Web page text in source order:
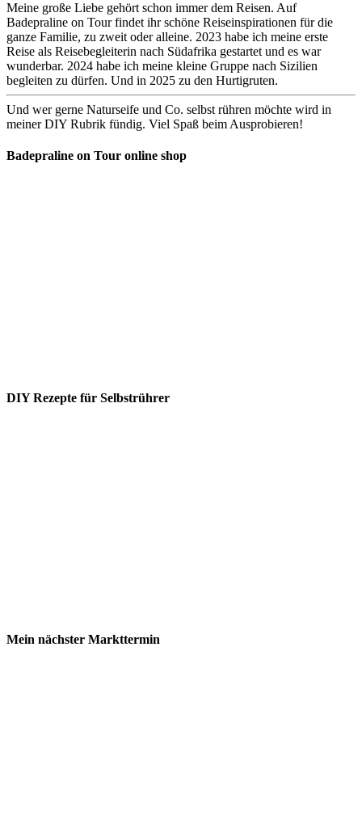
Meine große Liebe gehört schon immer dem Reisen. Auf
Badepraline on Tour findet ihr schöne Reiseinspirationen für die
ganze Familie, zu zweit oder alleine. 2023 habe ich meine erste
Reise als Reisebegleiterin nach Südafrika gestartet und es war
wunderbar. 2024 habe ich meine kleine Gruppe nach Sizilien
begleiten zu dürfen. Und in 2025 zu den Hurtigruten.
Und wer gerne Naturseife und Co. selbst rühren möchte wird in
meiner DIY Rubrik fündig. Viel Spaß beim Ausprobieren!
Badepraline on Tour online shop
DIY Rezepte für Selbstrührer
Mein nächster Markttermin